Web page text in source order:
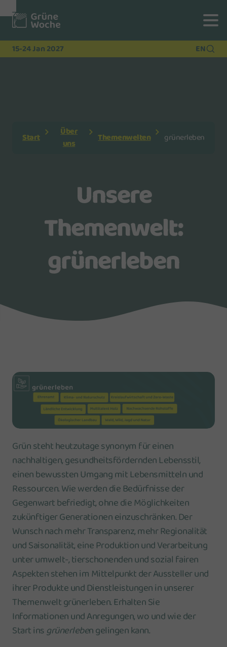
Zur
Navigation
Zur
Suche
15-24 Jan 2027 EN
Start
Über
uns
Themenwelten grünerleben
Unsere
Themenwelt:
grünerleben
Grün steht heutzutage synonym für einen
nachhaltigen, gesundheitsfördernden Lebensstil,
einen bewussten Umgang mit Lebensmitteln und
Ressourcen. Wie werden die Bedürfnisse der
Gegenwart befriedigt, ohne die Möglichkeiten
zukünftiger Generationen einzuschränken. Der
Wunsch nach mehr Transparenz, mehr Regionalität
und Saisonalität, eine Produktion und Verarbeitung
unter umwelt-, tierschonenden und sozial fairen
Aspekten stehen im Mittelpunkt der Aussteller und
ihrer Produkte und Dienstleistungen in unserer
Themenwelt grünerleben. Erhalten Sie
Informationen und Anregungen, wo und wie der
Start insgrünerleben gelingen kann.